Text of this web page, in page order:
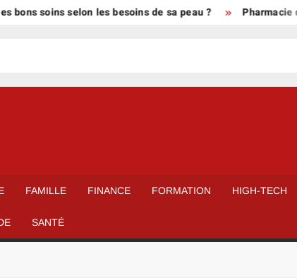
bons soins selon les besoins de sa peau ? Pharmacie
FAMILLE FINANCE FORMATION HIGH-TECH
SANTÉ